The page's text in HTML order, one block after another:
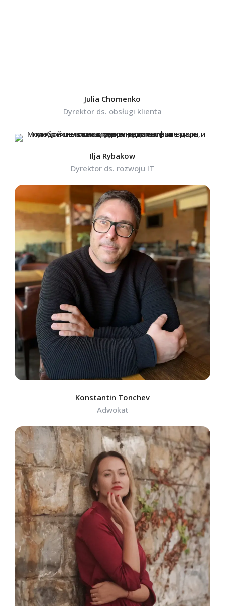
Julia Chomenko
Dyrektor ds. obsługi klienta
Ilja Rybakow
Dyrektor ds. rozwoju IT
Konstantin Tonchev
Adwokat